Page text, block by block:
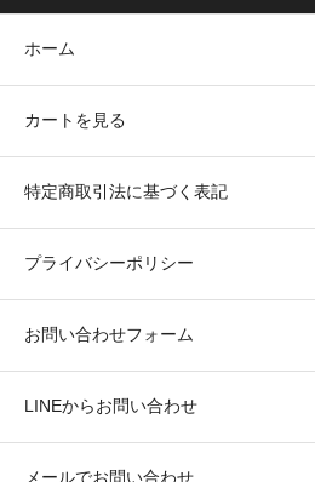
ホーム
カートを見る
特定商取引法に基づく表記
プライバシーポリシー
お問い合わせフォーム
LINEからお問い合わせ
メールでお問い合わせ